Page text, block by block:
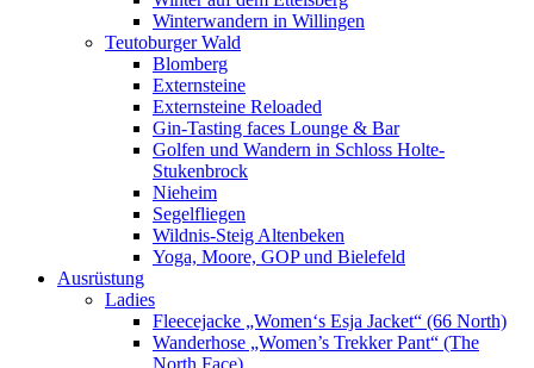
Winterwandern in Willingen
Teutoburger Wald
Blomberg
Externsteine
Externsteine Reloaded
Gin-Tasting faces Lounge & Bar
Golfen und Wandern in Schloss Holte-
Stukenbrock
Nieheim
Segelfliegen
Wildnis-Steig Altenbeken
Yoga, Moore, GOP und Bielefeld
Ausrüstung
Ladies
Fleecejacke „Women‘s Esja Jacket“ (66 North)
Wanderhose „Women’s Trekker Pant“ (The
North Face)